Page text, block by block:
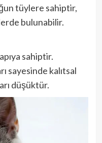
tüylere sahiptir,
bulunabilir.
sahiptir.
sayesinde kalıtsal
düşüktür.